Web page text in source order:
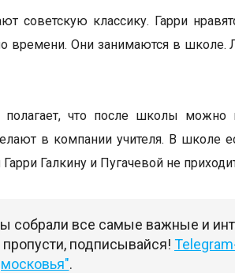
советскую классику. Гарри
времени. Они занимаются в школе.
что после школы можно
в компании учителя. В школе
Галкину и Пугачевой не
собрали все самые важные и
подписывайся!
.